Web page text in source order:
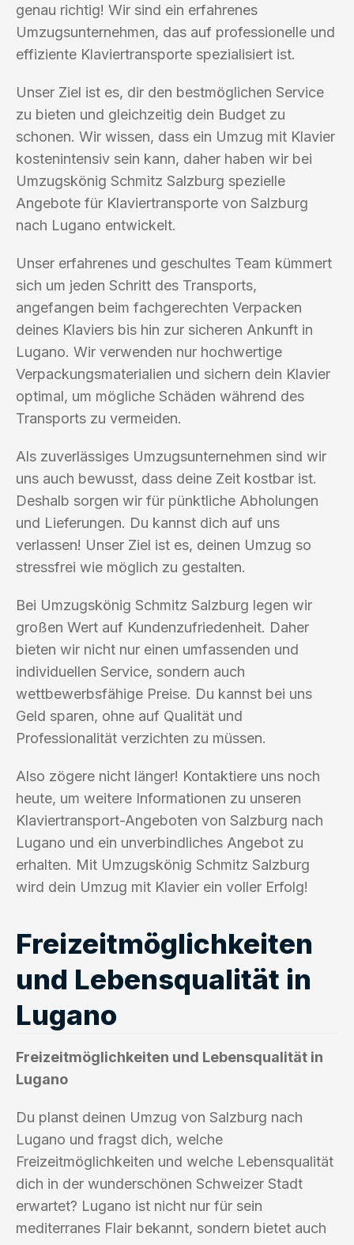
genau richtig! Wir sind ein erfahrenes
Umzugsunternehmen, das auf professionelle und
effiziente Klaviertransporte spezialisiert ist.
Unser Ziel ist es, dir den bestmöglichen Service
zu bieten und gleichzeitig dein Budget zu
schonen. Wir wissen, dass ein Umzug mit Klavier
kostenintensiv sein kann, daher haben wir bei
Umzugskönig Schmitz Salzburg spezielle
Angebote für Klaviertransporte von Salzburg
nach Lugano entwickelt.
Unser erfahrenes und geschultes Team kümmert
sich um jeden Schritt des Transports,
angefangen beim fachgerechten Verpacken
deines Klaviers bis hin zur sicheren Ankunft in
Lugano. Wir verwenden nur hochwertige
Verpackungsmaterialien und sichern dein Klavier
optimal, um mögliche Schäden während des
Transports zu vermeiden.
Als zuverlässiges Umzugsunternehmen sind wir
uns auch bewusst, dass deine Zeit kostbar ist.
Deshalb sorgen wir für pünktliche Abholungen
und Lieferungen. Du kannst dich auf uns
verlassen! Unser Ziel ist es, deinen Umzug so
stressfrei wie möglich zu gestalten.
Bei Umzugskönig Schmitz Salzburg legen wir
großen Wert auf Kundenzufriedenheit. Daher
bieten wir nicht nur einen umfassenden und
individuellen Service, sondern auch
wettbewerbsfähige Preise. Du kannst bei uns
Geld sparen, ohne auf Qualität und
Professionalität verzichten zu müssen.
Also zögere nicht länger! Kontaktiere uns noch
heute, um weitere Informationen zu unseren
Klaviertransport-Angeboten von Salzburg nach
Lugano und ein unverbindliches Angebot zu
erhalten. Mit Umzugskönig Schmitz Salzburg
wird dein Umzug mit Klavier ein voller Erfolg!
Freizeitmöglichkeiten
und Lebensqualität in
Lugano
Freizeitmöglichkeiten und Lebensqualität in
Lugano
Du planst deinen Umzug von Salzburg nach
Lugano und fragst dich, welche
Freizeitmöglichkeiten und welche Lebensqualität
dich in der wunderschönen Schweizer Stadt
erwartet? Lugano ist nicht nur für sein
mediterranes Flair bekannt, sondern bietet auch